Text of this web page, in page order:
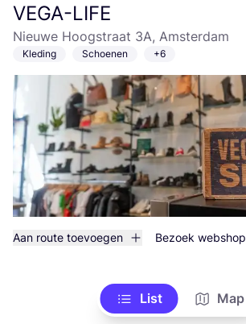
VEGA-LIFE
Nieuwe Hoogstraat 3A, Amsterdam
Kleding Schoenen +6
Aan route toevoegen Bezoek webshop
List Map